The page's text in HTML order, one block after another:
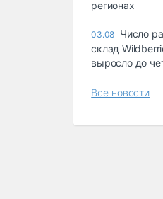
регионах
03.08 Число
склад
выросло до
Все новости